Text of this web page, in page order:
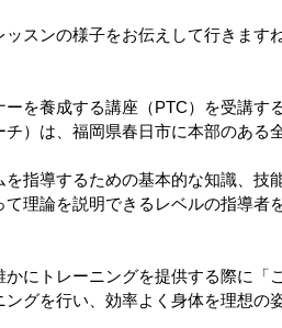
スンの様子をお伝えして行きますね
を養成する講座（PTC）を受講す
）は、福岡県春日市に本部のある
指導するための基本的な知識、技
理論を説明できるレベルの指導者
かにトレーニングを提供する際に「
グを行い、効率よく身体を理想の